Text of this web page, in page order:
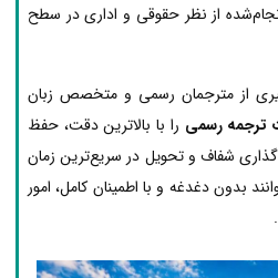
از نظر حقوقی و اداری در سطح
از مترجمان رسمی و متخصص زبان
ترجمه رسمی را با بالاترین دقت، حفظ
شفاف و تحویل در سریع‌ترین زمان
بدون دغدغه و با اطمینان کامل، امور